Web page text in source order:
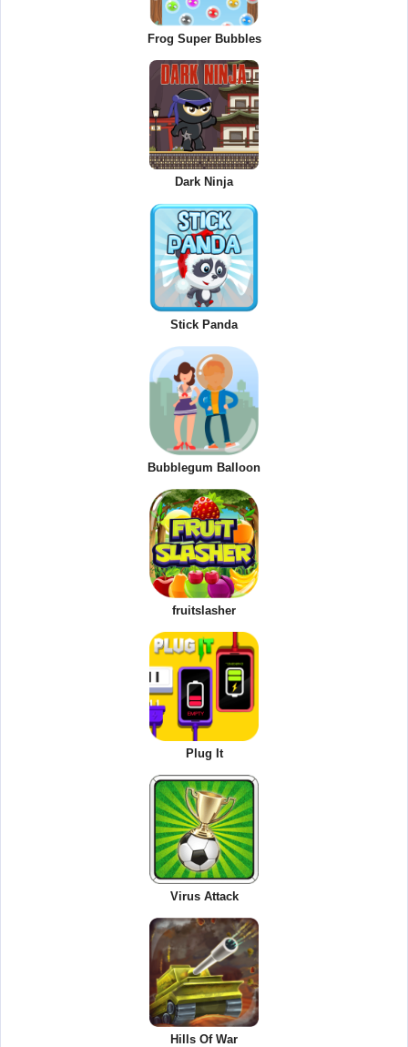
Frog Super Bubbles
Dark Ninja
Stick Panda
Bubblegum Balloon
fruitslasher
Plug It
Virus Attack
Hills Of War